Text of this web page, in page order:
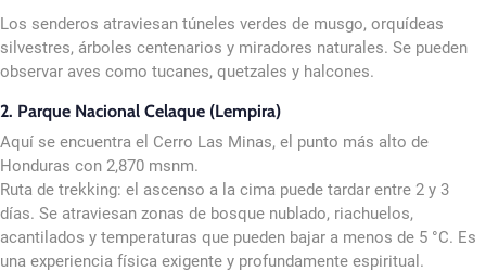
Los senderos atraviesan túneles verdes de musgo, orquídeas
silvestres, árboles centenarios y miradores naturales. Se pueden
observar aves como tucanes, quetzales y halcones.
2. Parque Nacional Celaque (Lempira)
Aquí se encuentra el Cerro Las Minas, el punto más alto de
Honduras con 2,870 msnm.
Ruta de trekking: el ascenso a la cima puede tardar entre 2 y 3
días. Se atraviesan zonas de bosque nublado, riachuelos,
acantilados y temperaturas que pueden bajar a menos de 5 °C. Es
una experiencia física exigente y profundamente espiritual.